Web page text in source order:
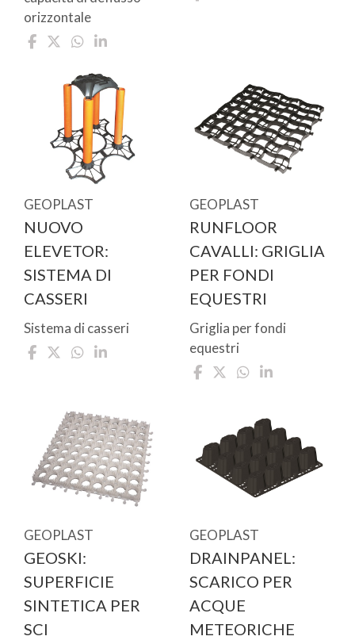
orizzontale
GEOPLAST
NUOVO
ELEVETOR:
SISTEMA DI
CASSERI
Sistema di casseri
GEOPLAST
RUNFLOOR
CAVALLI: GRIGLIA
PER FONDI
EQUESTRI
Griglia per fondi
equestri
GEOPLAST
GEOSKI:
SUPERFICIE
SINTETICA PER
SCI
GEOPLAST
DRAINPANEL:
SCARICO PER
ACQUE
METEORICHE